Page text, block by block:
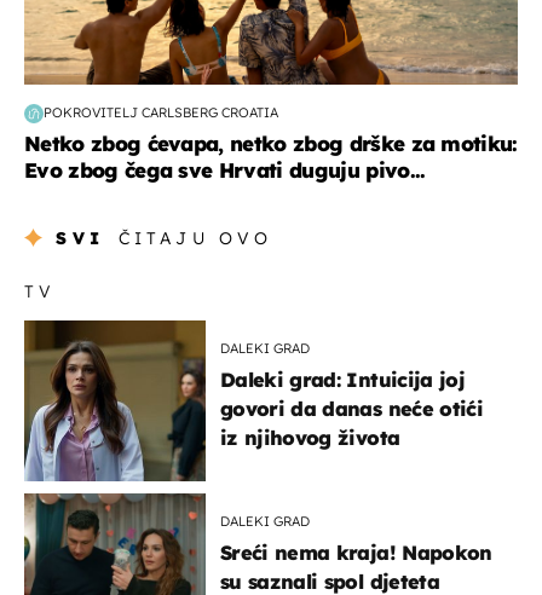
POKROVITELJ CARLSBERG CROATIA
Netko zbog ćevapa, netko zbog drške za motiku:
Evo zbog čega sve Hrvati duguju pivo...
SVI ČITAJU OVO
TV
DALEKI GRAD
Daleki grad: Intuicija joj
govori da danas neće otići
iz njihovog života
DALEKI GRAD
Sreći nema kraja! Napokon
su saznali spol djeteta